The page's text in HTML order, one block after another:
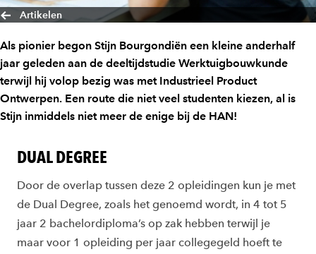
Artikelen
Als pionier begon Stijn Bourgondiën een kleine anderhalf
jaar geleden aan de deeltijdstudie Werktuigbouwkunde
terwijl hij volop bezig was met Industrieel Product
Ontwerpen. Een route die niet veel studenten kiezen, al is
Stijn inmiddels niet meer de enige bij de HAN!
DUAL DEGREE
Door de overlap tussen deze 2 opleidingen kun je met
de Dual Degree, zoals het genoemd wordt, in 4 tot 5
jaar 2 bachelordiploma’s op zak hebben terwijl je
maar voor 1 opleiding per jaar collegegeld hoeft te